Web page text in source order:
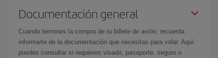
Documentación general
Cuando termines la compra de tu billete de avión, recuerda
informarte de la documentación que necesitas para volar. Aquí
puedes consultar si requieres visado, pasaporte, seguro o